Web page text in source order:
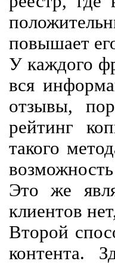
повышает
У каждого
вся
отзывы,
рейтинг
такого
Это же
клиентов
Второй
контента.